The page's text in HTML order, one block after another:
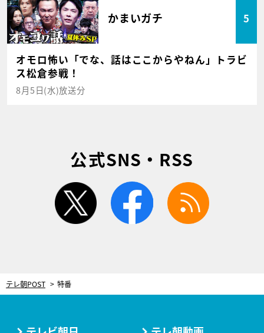
かまいガチ 5
オモロ怖い「でな、話はここからやねん」トラビ
ス松倉参戦！
8月5日(水)放送分
公式SNS・RSS
twitter facebook
テレ朝POST 特番